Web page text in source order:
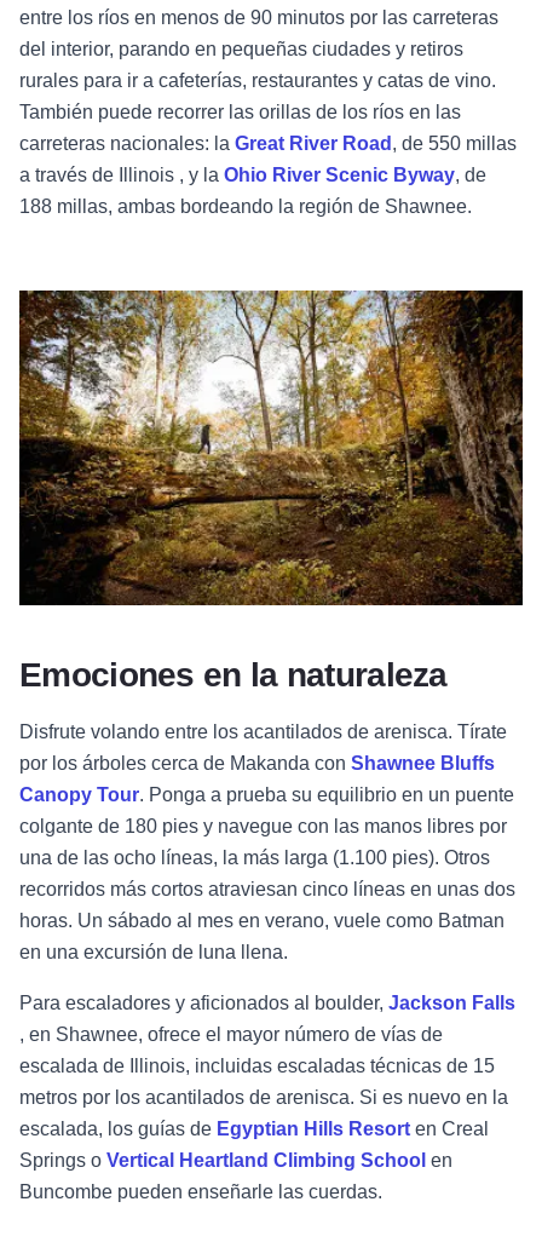
entre los ríos en menos de 90 minutos por las carreteras
del interior, parando en pequeñas ciudades y retiros
rurales para ir a cafeterías, restaurantes y catas de vino.
También puede recorrer las orillas de los ríos en las
carreteras nacionales: la Great River Road , de 550 millas
a través de Illinois , y la Ohio River Scenic Byway, de
188 millas, ambas bordeando la región de Shawnee.
Emociones en la naturaleza
Disfrute volando entre los acantilados de arenisca. Tírate
por los árboles cerca de Makanda con Shawnee Bluffs
Canopy Tour. Ponga a prueba su equilibrio en un puente
colgante de 180 pies y navegue con las manos libres por
una de las ocho líneas, la más larga (1.100 pies). Otros
recorridos más cortos atraviesan cinco líneas en unas dos
horas. Un sábado al mes en verano, vuele como Batman
en una excursión de luna llena.
Para escaladores y aficionados al boulder, Jackson Falls
, en Shawnee, ofrece el mayor número de vías de
escalada de Illinois, incluidas escaladas técnicas de 15
metros por los acantilados de arenisca. Si es nuevo en la
escalada, los guías de Egyptian Hills Resort en Creal
Springs o Vertical Heartland Climbing School en
Buncombe pueden enseñarle las cuerdas.